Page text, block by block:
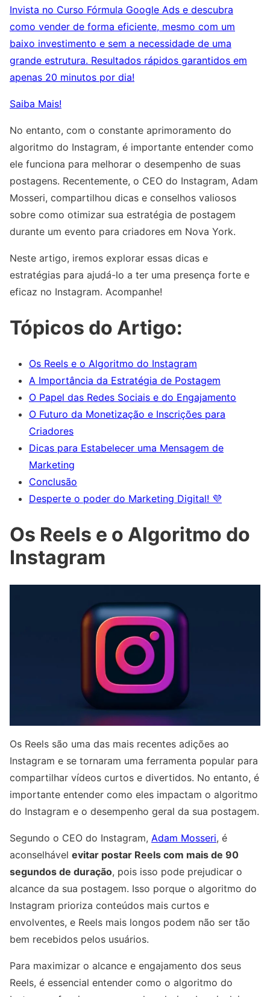
Invista no Curso Fórmula Google Ads e descubra
como vender de forma eficiente, mesmo com um
baixo investimento e sem a necessidade de uma
grande estrutura. Resultados rápidos garantidos em
apenas 20 minutos por dia!
Saiba Mais!
No entanto, com o constante aprimoramento do
algoritmo do Instagram, é importante entender como
ele funciona para melhorar o desempenho de suas
postagens. Recentemente, o CEO do Instagram, Adam
Mosseri, compartilhou dicas e conselhos valiosos
sobre como otimizar sua estratégia de postagem
durante um evento para criadores em Nova York.
Neste artigo, iremos explorar essas dicas e
estratégias para ajudá-lo a ter uma presença forte e
eficaz no Instagram. Acompanhe!
Tópicos do Artigo:
Os Reels e o Algoritmo do Instagram
A Importância da Estratégia de Postagem
O Papel das Redes Sociais e do Engajamento
O Futuro da Monetização e Inscrições para
Criadores
Dicas para Estabelecer uma Mensagem de
Marketing
Conclusão
Desperte o poder do Marketing Digital! 💜
Os Reels e o Algoritmo do
Instagram
Os Reels são uma das mais recentes adições ao
Instagram e se tornaram uma ferramenta popular para
compartilhar vídeos curtos e divertidos. No entanto, é
importante entender como eles impactam o algoritmo
do Instagram e o desempenho geral da sua postagem.
Segundo o CEO do Instagram, Adam Mosseri, é
aconselhável evitar postar Reels com mais de 90
segundos de duração, pois isso pode prejudicar o
alcance da sua postagem. Isso porque o algoritmo do
Instagram prioriza conteúdos mais curtos e
envolventes, e Reels mais longos podem não ser tão
bem recebidos pelos usuários.
Para maximizar o alcance e engajamento dos seus
Reels, é essencial entender como o algoritmo do